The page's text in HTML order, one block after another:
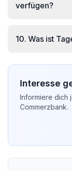
verfügen?
10. Was ist
Interesse
Informiere dich
Commerzbank.